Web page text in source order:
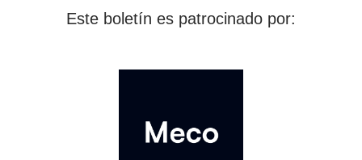
Este boletín es patrocinado por: